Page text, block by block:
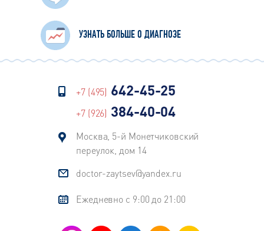
УЗНАТЬ БОЛЬШЕ О ДИАГНОЗЕ
+7 (495) 642-45-25
+7 (926) 384-40-04
Москва, 5-й Монетчиковский
переулок, дом 14
doctor-zaytsev@yandex.ru
Ежедневно с 9:00 до 21:00